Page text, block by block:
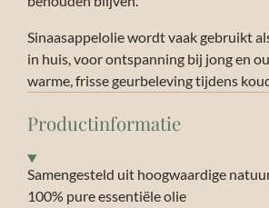
Sinaasappelolie wordt vaak gebruikt
in huis, voor ontspanning bij jong en
warme, frisse geurbeleving tijdens
Productinformatie
Samengesteld uit hoogwaardige
100% pure essentiële olie